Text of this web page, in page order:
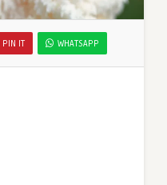
PIN IT WHATSAPP